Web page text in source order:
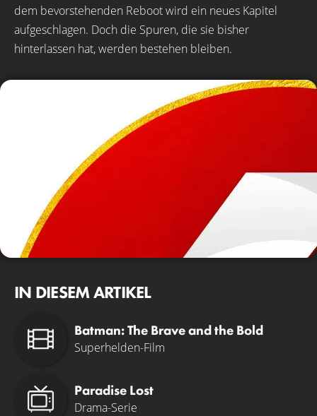
dem bevorstehenden Reboot wird ein neues Kapitel
aufgeschlagen. Doch die Spuren, die sie bisher
hinterlassen hat, werden bestehen bleiben.
IN DIESEM ARTIKEL
Batman: The Brave and the Bold
Superhelden-Film
Paradise Lost
Drama-Serie